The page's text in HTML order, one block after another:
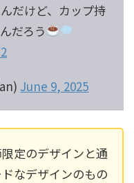
だけど、カップ持
だろう
June 9, 2025
定のデザインと通
なデザインのもの